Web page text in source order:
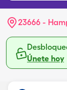
23666 -
Únete hoy